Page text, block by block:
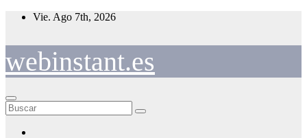
Saltar
Vie. Ago 7th, 2026
webinstant.es